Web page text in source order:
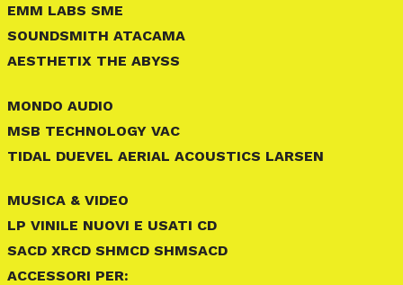
EMM LABS SME
SOUNDSMITH ATACAMA
AESTHETIX THE ABYSS
MONDO AUDIO
MSB TECHNOLOGY VAC
TIDAL DUEVEL AERIAL ACOUSTICS LARSEN
MUSICA & VIDEO
LP VINILE NUOVI E USATI CD
SACD XRCD SHMCD SHMSACD
ACCESSORI PER: